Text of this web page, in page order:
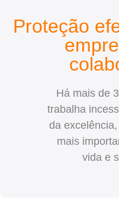
Proteção
Há mais de
trabalha
da
mais
vida e